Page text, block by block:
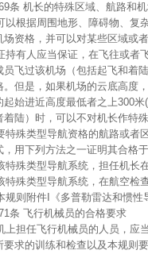
条 机长的特殊区域、航路和
以根据周围地形、障碍物、复
场资格，并可以对某些区域或
持有人应当保证，在飞往或者
员飞过该机场（包括起飞和着
。但是，如果机场的云底高度
起始进近高度最低者之上300
着陆）时，可以不对机长作特
特殊类型导航资格的航路或者
，用下列方法之一证明其合格
特殊类型导航系统，担任机长
特殊类型导航系统，在航空检
规则附件I《多普勒雷达和惯性
条 飞行机械员的合格要求
上担任飞行机械员的人员，应
要求的训练和检查以及本规则